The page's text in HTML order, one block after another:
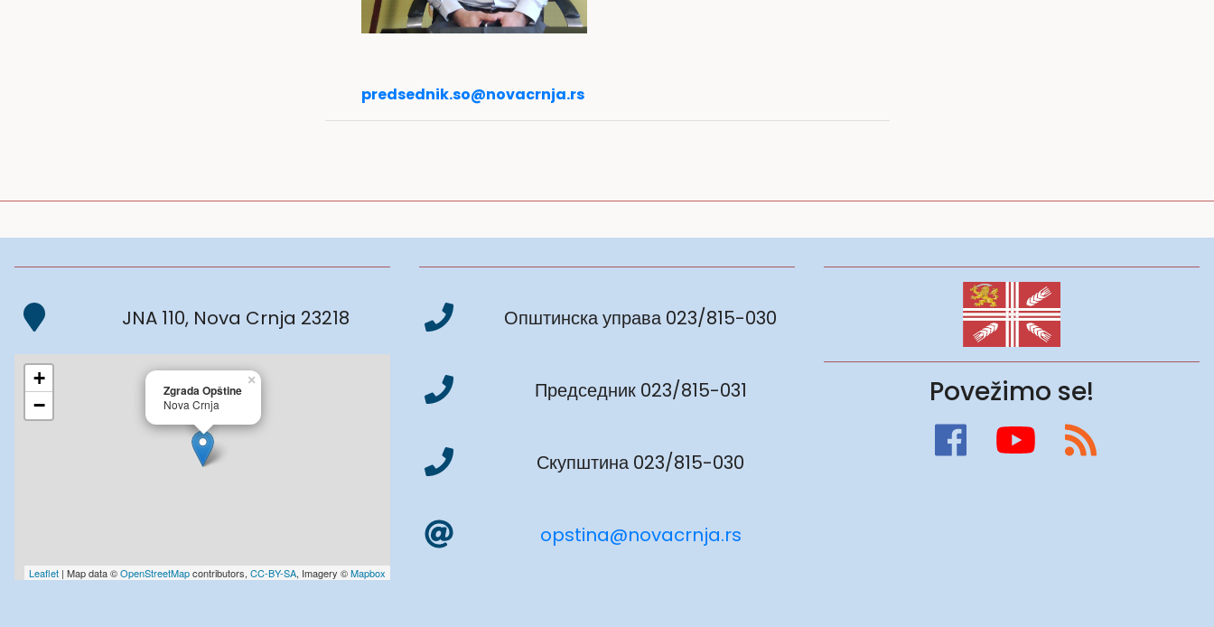
predsednik.so@novacrnja.rs
JNA 110, Nova Crnja 23218
Zgrada Opštine
Nova Crnja
×
+
−
Leaflet | Map data ©OpenStreetMapcontributors, CC-BY-SA, Imagery ©Mapbox
Општинска управа 023/815-030
Председник 023/815-031
Скупштина 023/815-030
opstina@novacrnja.rs
Povežimo se!